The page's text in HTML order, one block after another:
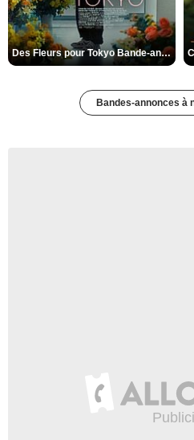
Des Fleurs pour Tokyo Bande-annonce VO STFR
Bandes-annonces à